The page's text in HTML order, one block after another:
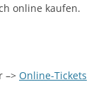
online kaufen.
–> Online-Tickets